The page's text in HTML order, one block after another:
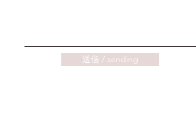
送信 / sending